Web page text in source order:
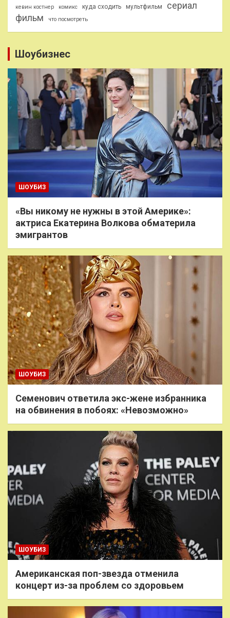
кевин костнер комикс куда сходить мультфильм
сериал
фильм
что посмотреть
Шоубизнес
ШОУБИЗ
«Вы никому не нужны в этой Америке»:
актриса Екатерина Волкова обматерила
эмигрантов
ШОУБИЗ
Семенович ответила экс-жене избранника
на обвинения в побоях: «Невозможно»
ШОУБИЗ
Американская поп-звезда отменила
концерт из-за проблем со здоровьем